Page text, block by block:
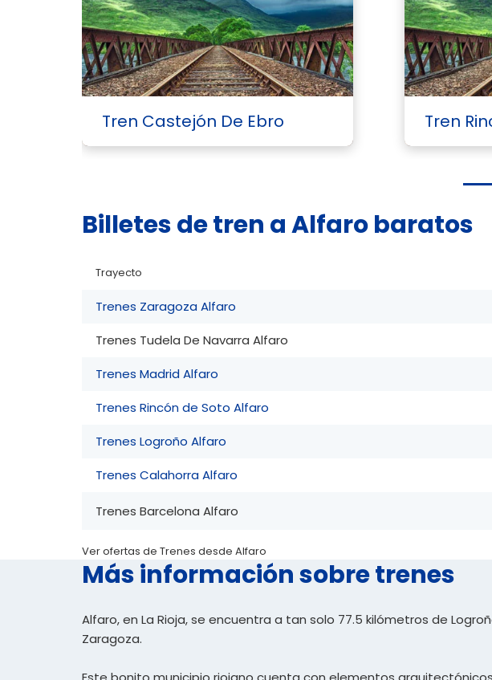
Tren Castejón De Ebro Tren
Billetes de tren a Alfaro baratos
Trayecto
Trenes Zaragoza Alfaro
Trenes Tudela De Navarra Alfaro
Trenes Madrid Alfaro
Trenes Rincón de Soto Alfaro
Trenes Logroño Alfaro
Trenes Calahorra Alfaro
Trenes Barcelona Alfaro
Ver ofertas de Trenes desde Alfaro
Más información sobre trenes
Alfaro, en La Rioja, se encuentra a tan solo 77.5 kilómetros de
Zaragoza.